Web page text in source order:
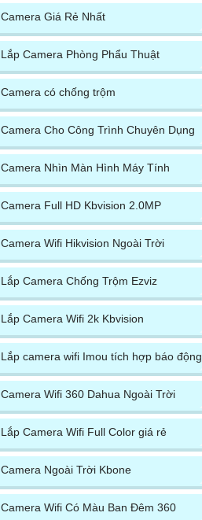
Camera Giá Rẻ Nhất
Lắp Camera Phòng Phẩu Thuật
Camera có chống trộm
Camera Cho Công Trình Chuyên Dụng
Camera Nhìn Màn Hình Máy Tính
Camera Full HD Kbvision 2.0MP
Camera Wifi Hikvision Ngoài Trời
Lắp Camera Chống Trộm Ezviz
Lắp Camera Wifi 2k Kbvision
Lắp camera wifi Imou tích hợp báo động
Camera Wifi 360 Dahua Ngoài Trời
Lắp Camera Wifi Full Color giá rẻ
Camera Ngoài Trời Kbone
Camera Wifi Có Màu Ban Đêm 360